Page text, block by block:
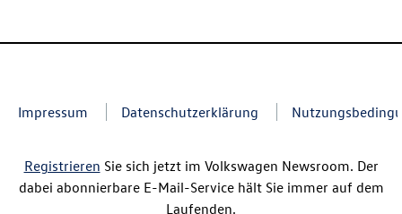
Impressum Datenschutzerklärung
Registrieren Sie sich jetzt im Volkswagen Newsroom. Der
dabei abonnierbare E-Mail-Service hält Sie immer auf dem
Laufenden.